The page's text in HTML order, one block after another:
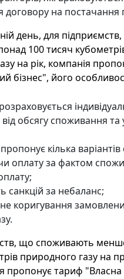
договору на постачання
день, для
100 тисяч
на рік, компанія
бізнес", його
обсягу споживання та
кілька
оплату за фактом
санкцій за небаланс;
коригування
що споживають
природного газу на
пропонує тариф